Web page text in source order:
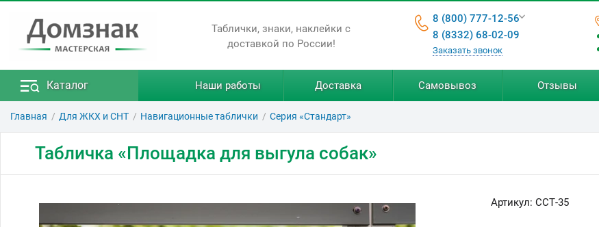
Таблички, знаки, наклейки с
доставкой по России!
8 (800) 777-12-56
8 (8332) 68-02-09
Заказать звонок
Каталог Наши работы Доставка Самовывоз Отзывы
Главная Для ЖКХ и СНТ Навигационные таблички Серия «Стандарт»
Табличка «Площадка для выгула собак»
Артикул: ССТ-35